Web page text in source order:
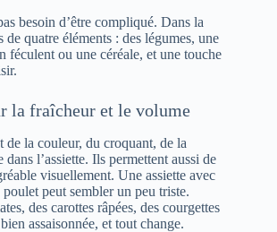
besoin d’être compliqué. Dans la
de quatre éléments : des légumes, une
féculent ou une céréale, et une touche
la fraîcheur et le volume
de la couleur, du croquant, de la
l’assiette. Ils permettent aussi de
visuellement. Une assiette avec
peut sembler un peu triste.
des carottes râpées, des courgettes
assaisonnée, et tout change.